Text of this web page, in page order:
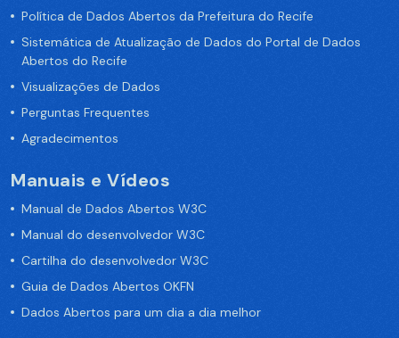
Política de Dados Abertos da Prefeitura do Recife
Sistemática de Atualização de Dados do Portal de Dados
Abertos do Recife
Visualizações de Dados
Perguntas Frequentes
Agradecimentos
Manuais e Vídeos
Manual de Dados Abertos W3C
Manual do desenvolvedor W3C
Cartilha do desenvolvedor W3C
Guia de Dados Abertos OKFN
Dados Abertos para um dia a dia melhor